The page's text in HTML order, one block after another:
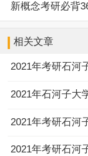
新概念考研必背
相关文章
2021年石河子大